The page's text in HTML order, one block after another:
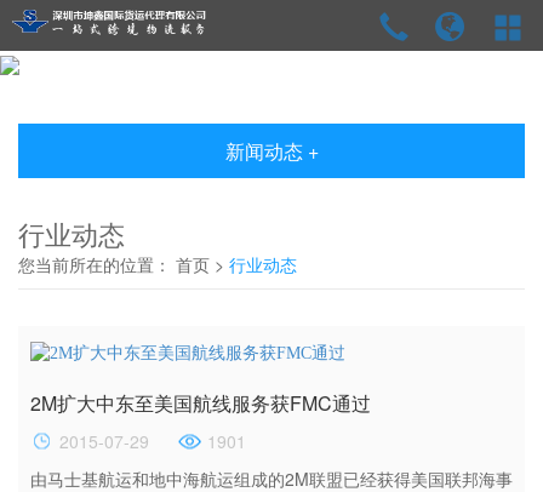
新闻动态 +
行业动态
您当前所在的位置： 首页 > 行业动态
2M扩大中东至美国航线服务获FMC通过
2015-07-29
1901
由马士基航运和地中海航运组成的2M联盟已经获得美国联邦海事